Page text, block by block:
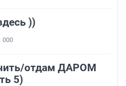
))
000
отдам ДАРОМ
5)